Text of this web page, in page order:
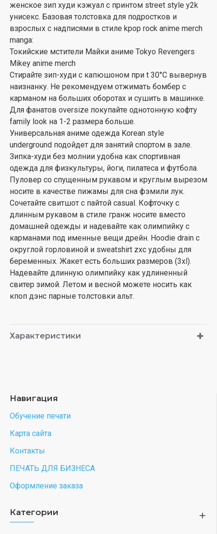
женское зип худи кэжуал с принтом street style y2k
унисекс. Базовая толстовка для подростков и
взрослых с надписями в стиле kpop rock anime merch
manga:
Токийские мстители Майки аниме Tokyo Revengers
Mikey anime merch
Стирайте зип-худи с капюшоном при t 30°С вывернув
наизнанку. Не рекомендуем отжимать бомбер с
карманом на больших оборотах и сушить в машинке.
Для фанатов oversize покупайте однотонную кофту
family look на 1-2 размера больше.
Универсальная аниме одежда Korean style
underground подойдет для занятий спортом в зале.
Зипка-худи без молнии удобна как спортивная
одежда для физкультуры, йоги, пилатеса и футбола.
Пуловер со спущенным рукавом и круглым вырезом
носите в качестве пижамы для сна фэмили лук.
Сочетайте свитшот с пайтой casual. Кофточку с
длинным рукавом в стиле гранж носите вместо
домашней одежды и надевайте как олимпийку с
карманами под именные вещи дрейн. Hoodie drain с
округлой горловиной и sweatshirt zxc удобны для
беременных. Жакет есть больших размеров (3xl).
Надевайте длинную олимпийку как удлиненный
свитер зимой. Летом и весной можете носить как
кпоп дэнс парные толстовки альт.
Характеристики
Навигация
Обучение печати
Карта сайта
Контакты
ПЕЧАТЬ ДЛЯ БИЗНЕСА
Оформление заказа
Категории